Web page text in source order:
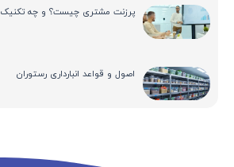
پرزنت مشتری چیست؟ و چه تکنیک
اصول و قواعد انبارداری رستوران